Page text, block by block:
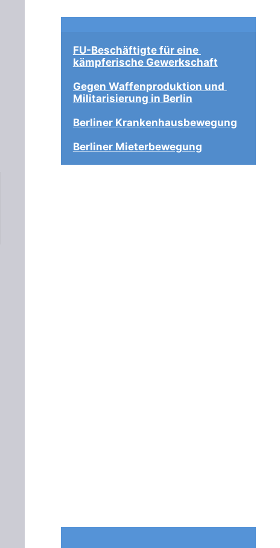
FU-Beschäftigte für eine
kämpferische Gewerkschaft
Gegen Waffenproduktion und
Militarisierung in Berlin
Berliner Krankenhausbewegung
Berliner Mieterbewegung